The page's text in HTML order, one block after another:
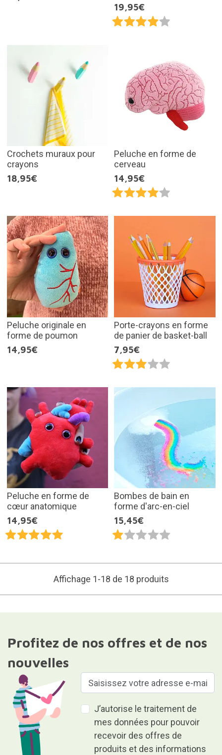
19,95€
Crochets muraux pour
crayons
18,95€
Peluche en forme de
cerveau
14,95€
Peluche originale en
forme de poumon
14,95€
Porte-crayons en forme
de panier de basket-ball
7,95€
Peluche en forme de
cœur anatomique
14,95€
Bombes de bain en
forme d'arc-en-ciel
15,45€
Affichage 1-18 de 18 produits
Profitez de nos offres et de nos
nouvelles
J’autorise le traitement de
mes données pour pouvoir
recevoir des offres de
produits et des informations